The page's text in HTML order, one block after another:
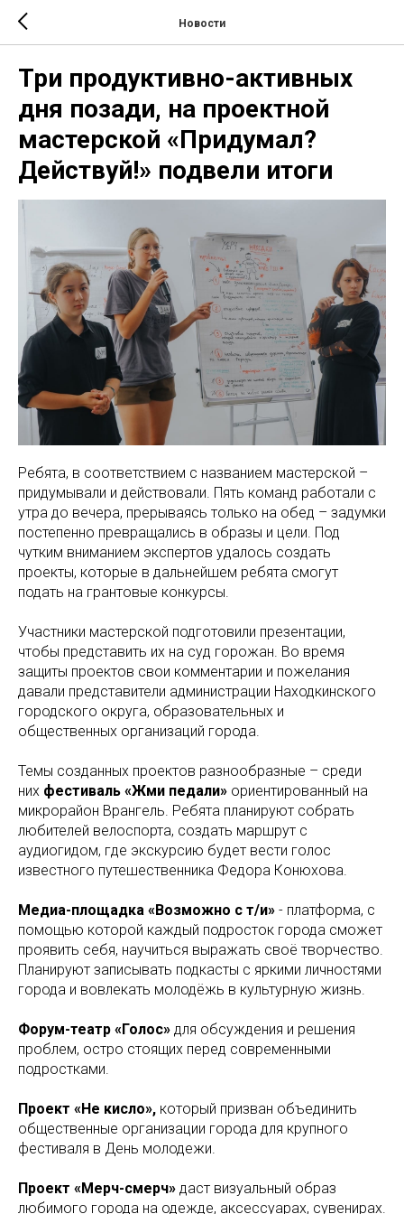
Новости
Три продуктивно-активных
дня позади, на проектной
мастерской «Придумал?
Действуй!» подвели итоги
Ребята, в соответствием с названием мастерской –
придумывали и действовали. Пять команд работали с
утра до вечера, прерываясь только на обед – задумки
постепенно превращались в образы и цели. Под
чутким вниманием экспертов удалось создать
проекты, которые в дальнейшем ребята смогут
подать на грантовые конкурсы.
Участники мастерской подготовили презентации,
чтобы представить их на суд горожан. Во время
защиты проектов свои комментарии и пожелания
давали представители администрации Находкинского
городского округа, образовательных и
общественных организаций города.
Темы созданных проектов разнообразные – среди
них фестиваль «Жми педали» ориентированный на
микрорайон Врангель. Ребята планируют собрать
любителей велоспорта, создать маршрут с
аудиогидом, где экскурсию будет вести голос
известного путешественника Федора Конюхова.
Медиа-площадка «Возможно с т/и» - платформа, с
помощью которой каждый подросток города сможет
проявить себя, научиться выражать своё творчество.
Планируют записывать подкасты с яркими личностями
города и вовлекать молодёжь в культурную жизнь.
Форум-театр «Голос» для обсуждения и решения
проблем, остро стоящих перед современными
подростками.
Проект «Не кисло», который призван объединить
общественные организации города для крупного
фестиваля в День молодежи.
Проект «Мерч-смерч» даст визуальный образ
любимого города на одежде, аксессуарах, сувенирах.